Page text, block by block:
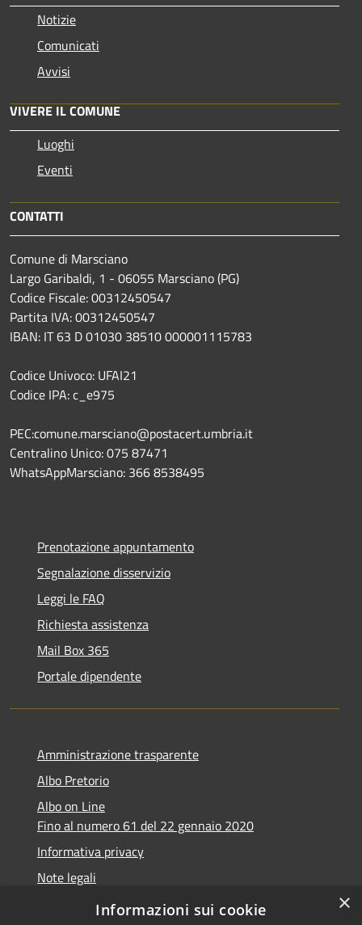
Notizie
Comunicati
Avvisi
VIVERE IL COMUNE
Luoghi
Eventi
CONTATTI
Comune di Marsciano
Largo Garibaldi, 1 - 06055 Marsciano (PG)
Codice Fiscale: 00312450547
Partita IVA: 00312450547
IBAN: IT 63 D 01030 38510 000001115783
Codice Univoco: UFAI21
Codice IPA: c_e975
PEC:comune.marsciano@postacert.umbria.it
Centralino Unico: 075 87471
WhatsAppMarsciano: 366 8538495
Prenotazione appuntamento
Segnalazione disservizio
Leggi le FAQ
Richiesta assistenza
Mail Box 365
Portale dipendente
Amministrazione trasparente
Albo Pretorio
Albo on Line
Fino al numero 61 del 22 gennaio 2020
Informativa privacy
Note legali
Dichiarazione di accessibilità
×
Informazioni sui cookie